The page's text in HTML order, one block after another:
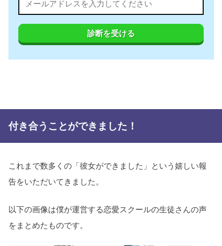
診断を受ける
付き合うことができました！
これまで数多くの「彼女ができました」という嬉しい報
告をいただいてきました。
以下の画像は僕が運営する恋愛スクールの生徒さんの声
をまとめたものです。